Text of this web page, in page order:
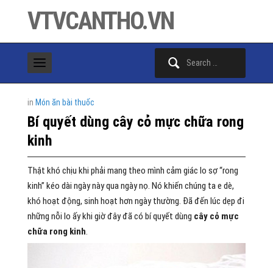
VTVCANTHO.VN
in Món ăn bài thuốc
Bí quyết dùng cây cỏ mực chữa rong
kinh
Thật khó chịu khi phải mang theo mình cảm giác lo sợ “rong
kinh” kéo dài ngày này qua ngày nọ. Nó khiến chúng ta e dè,
khó hoạt động, sinh hoạt hơn ngày thường. Đã đến lúc dẹp đi
những nỗi lo ấy khi giờ đây đã có bí quyết dùng cây cỏ mực
chữa rong kinh.